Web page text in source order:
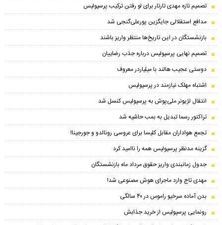
تصمیم تازه مهدی تارتار برای لو رفتن ترکیب پرسپولیس
مدافع استقلالی جایگزین پورعلی‌گنجی شد
بازنشستگان در این تاریخ‌ها منتظر واریز باشند
تصمیم نهایی پرسپولیس درباره جذب رضاییان
دوستی عجیب هالند با میلیاردر معروف
اشتباه مهلک نیازمند در پرسپولیس
انتقال لژیونر ملی‌پوش به پرسپولیس کنسل شد
تراکتور رسما تبدیل به بمب حاشیه شد
تجمع هواداران مقابل کلیسا برای عروسی رونالدو و جورجینا!
گزینه مدنظر پرسپولیس همه را ناامید کرد
جدول زمانبندی واریز حقوق مرداد ماه بازنشستگان
مهدی تاج وارد ماجرای هوش مصنوعی شد!
بدن آماده سرخیو راموس در ۴۰ سالگی
رونمایی پرسپولیس از خرید جذابش